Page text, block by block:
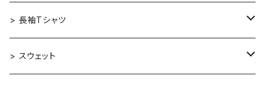
アルファベット×フクロウ
アルファベット×トラ
ゴッホ
カンディンスキー［Improvisation］
> 長袖Tシャツ
デザイナーズコレクション
> スウェット